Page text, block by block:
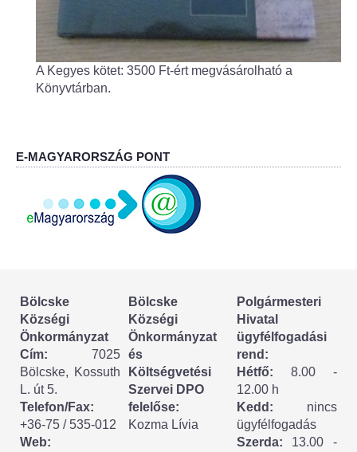
Rákóczi Mozi
TESTVÉRTELEPÜLÉSÜNK:
Választási szervek
Választási ügyintézés
2024. évi általános választások
A Kegyes kötet: 3500 Ft-ért megvásárolható a
Könyvtárban.
E-MAGYARORSZÁG PONT
Bölcske
Községi
Önkormányzat
Cím: 7025
Bölcske, Kossuth
L. út 5.
Telefon/Fax:
+36-75 / 535-012
Web:
Bölcske
Községi
Önkormányzat
és
Költségvetési
Szervei DPO
felelőse:
Kozma Lívia
Polgármesteri
Hivatal
ügyfélfogadási
rend:
Hétfő: 8.00 -
12.00 h
Kedd: nincs
ügyfélfogadás
Szerda: 13.00 -